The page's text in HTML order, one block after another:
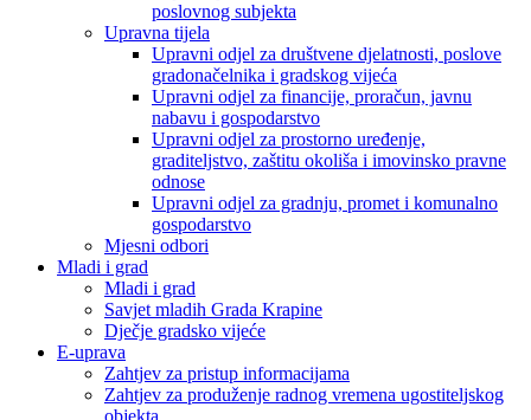
poslovnog subjekta
Upravna tijela
Upravni odjel za društvene djelatnosti, poslove
gradonačelnika i gradskog vijeća
Upravni odjel za financije, proračun, javnu
nabavu i gospodarstvo
Upravni odjel za prostorno uređenje,
graditeljstvo, zaštitu okoliša i imovinsko pravne
odnose
Upravni odjel za gradnju, promet i komunalno
gospodarstvo
Mjesni odbori
Mladi i grad
Mladi i grad
Savjet mladih Grada Krapine
Dječje gradsko vijeće
E-uprava
Zahtjev za pristup informacijama
Zahtjev za produženje radnog vremena ugostiteljskog
objekta